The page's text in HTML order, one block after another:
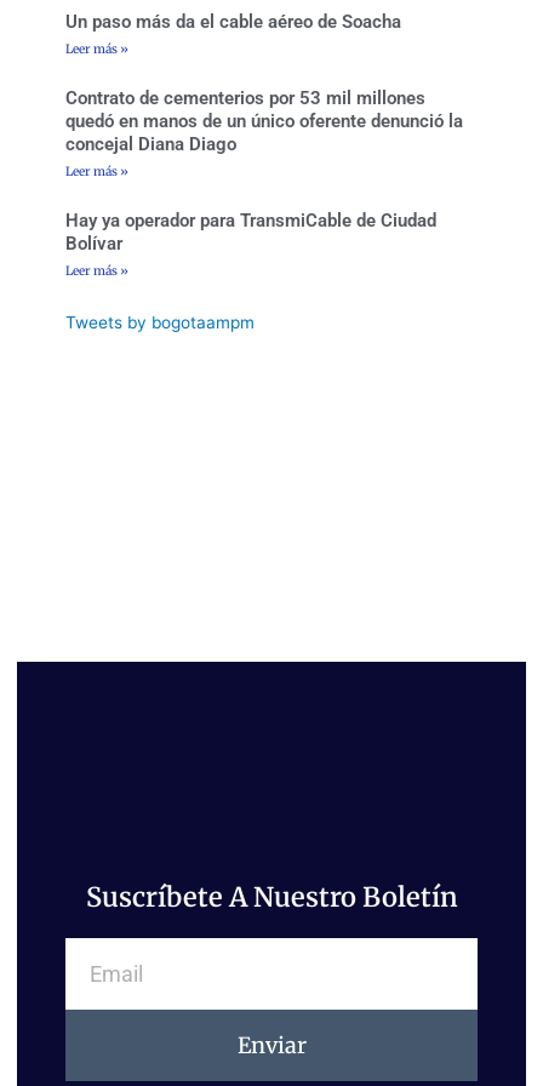
Un paso más da el cable aéreo de Soacha
Leer más »
Contrato de cementerios por 53 mil millones
quedó en manos de un único oferente denunció la
concejal Diana Diago
Leer más »
Hay ya operador para TransmiCable de Ciudad
Bolívar
Leer más »
Tweets by bogotaampm
Suscríbete A Nuestro Boletín
Enviar